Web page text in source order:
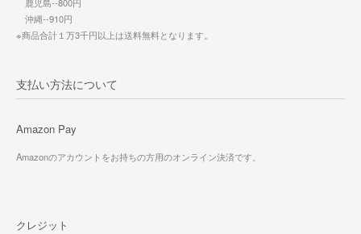
沖縄--910円
※商品合計１万3千円以上は送料無料となります。
支払い方法について
Amazon Pay
Amazonのアカウントをお持ちの方用のオンライン決済です。
クレジット